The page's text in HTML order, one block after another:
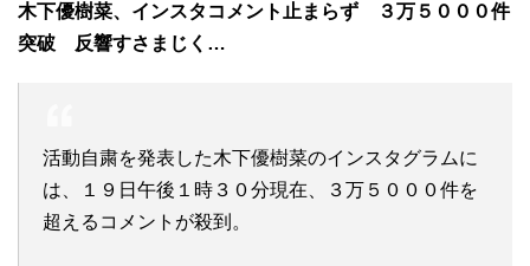
木下優樹菜、インスタコメント止まらず ３万５０００件
突破 反響すさまじく…
活動自粛を発表した木下優樹菜のインスタグラムに
は、１９日午後１時３０分現在、３万５０００件を
超えるコメントが殺到。